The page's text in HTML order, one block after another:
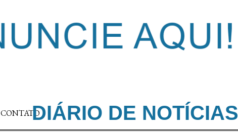
CONTATODIÁRIO DE NOTÍCIAS